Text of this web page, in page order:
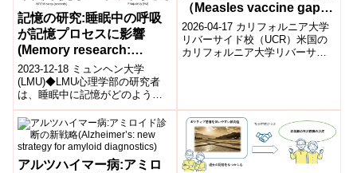
記憶の研究:睡眠中の呼吸
が記憶プロセスに影響
(Memory research:
breathing in sleep
impacts memory
processes)
2023-12-18 ミュンヘン大学
(LMU)◆LMU心理学部の研究者
は、睡眠中に記憶がどのように
強化されるかを探求し、以前の
研究で睡眠時の脳活動と記憶再
活性化...
（Measles vaccine gaps
persist among ER
patients）
2026-04-17 カリフォルニア大学
リバーサイド校（UCR）米国の
カリフォルニア大学リバーサイ
アルツハイマー病:アミロ